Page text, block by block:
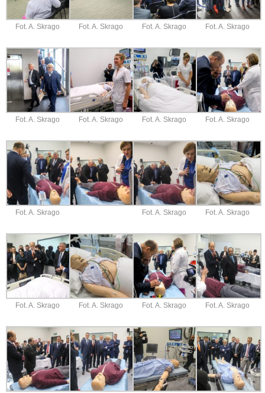
Fot. A. Skrago Fot. A. Skrago Fot. A. Skrago Fot. A. Skrago
Fot. A. Skrago Fot. A. Skrago Fot. A. Skrago Fot. A. Skrago
Fot. A. Skrago Fot. A. Skrago Fot. A. Skrago
Fot. A. Skrago Fot. A. Skrago Fot. A. Skrago Fot. A. Skrago